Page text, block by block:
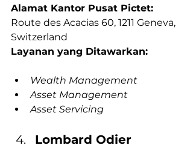
Alamat Kantor Pusat Pictet:
Route des Acacias 60, 1211 Geneva,
Switzerland
Layanan yang Ditawarkan:
Wealth Management
Asset Management
Asset Servicing
Lombard Odier